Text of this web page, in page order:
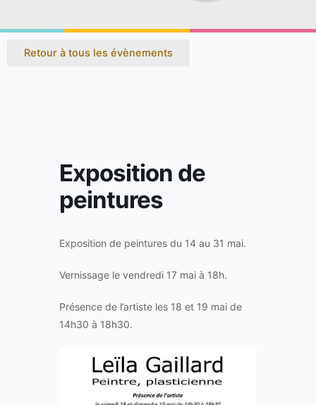
Retour à tous les évènements
Exposition de
peintures
Exposition de peintures du 14 au 31 mai.
Vernissage le vendredi 17 mai à 18h.
Présence de l’artiste les 18 et 19 mai de
14h30 à 18h30.